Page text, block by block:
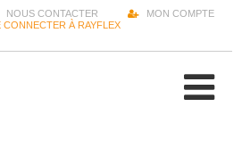
NOUS CONTACTER
MON COMPTE
CONNECTER À RAYFLEX